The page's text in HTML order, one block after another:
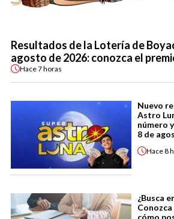
Resultados de la Lotería de
agosto de 2026: conozca el
Hace7 horas
Nuevo
Astro
número
8 de
Hace8
¿Busca